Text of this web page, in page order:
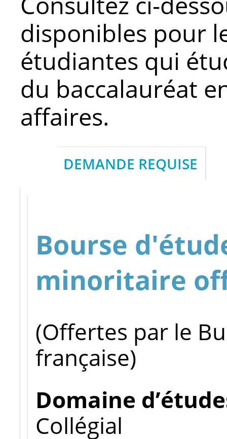
disponibles pour
étudiantes qui
du baccalauréat
affaires.
DEMANDE REQUISE
Bourse
minoritaire
(Offertes par le
française)
Domaine
Collégial